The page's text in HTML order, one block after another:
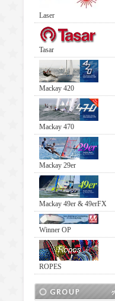
Laser
Tasar
Mackay 420
Mackay 470
Mackay 29er
Mackay 49er & 49erFX
Winner OP
ROPES